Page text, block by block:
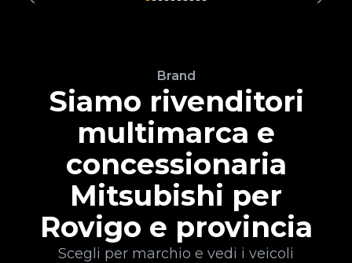
Brand
Siamo rivenditori
multimarca e
concessionaria
Mitsubishi per
Rovigo e provincia
Scegli per marchio e vedi i veicoli